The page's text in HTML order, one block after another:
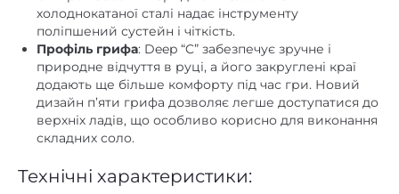
порожка), мм
холоднокатаної сталі надає інструменту
поліпшений сустейн і чіткість.
Профіль грифа: Deep “C” забезпечує зручне і
природне відчуття в руці, а його закруглені краї
додають ще більше комфорту під час гри. Новий
дизайн п’яти грифа дозволяє легше доступатися до
верхніх ладів, що особливо корисно для виконання
складних соло.
Технічні характеристики: